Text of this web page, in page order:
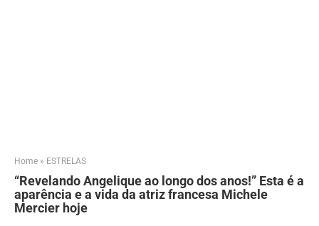
Home » ESTRELAS
“Revelando Angelique ao longo dos anos!” Esta é a
aparência e a vida da atriz francesa Michele
Mercier hoje